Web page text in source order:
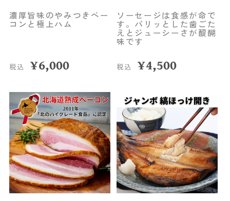
濃厚旨味のやみつきベー
コンと極上ハム
税込 ¥6,000
ソーセージは食感が命で
す。パリッとした歯ごた
えとジューシーさが醍醐
味です
税込 ¥4,500